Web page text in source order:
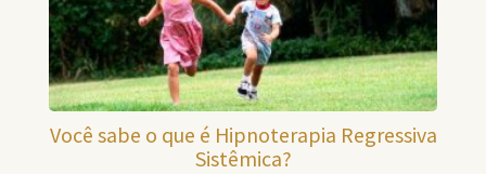
Você sabe o que é Hipnoterapia Regressiva
Sistêmica?